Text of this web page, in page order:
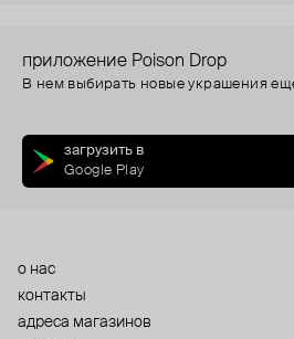
приложение Poison Drop
В нем выбирать новые украшения
загрузить в
Google Play
о нас
контакты
адреса магазинов